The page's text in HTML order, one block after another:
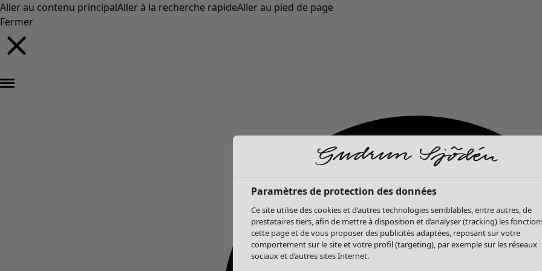
Aller au contenu principalAller à la recherche rapideAller au pied de page
Fermer
Paramètres de protection des données
Ce site utilise des cookies et d’autres technologies semblables, entre autres, de
prestataires tiers, afin de mettre à disposition et d’analyser (tracking) les
cette page et de vous proposer des publicités adaptées, reposant sur votre
comportement sur le site et votre profil (targeting), par exemple sur les réseaux
sociaux et d’autres sites Internet.